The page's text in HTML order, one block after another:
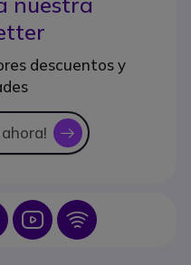
descuentos y
icon
Icon Icon